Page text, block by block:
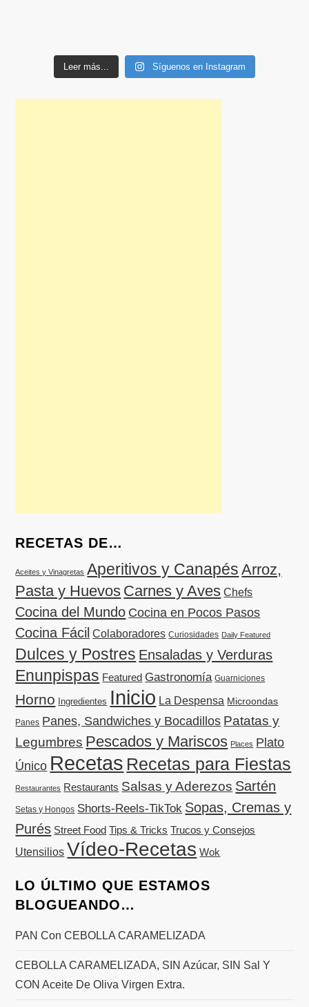
Leer más... Síguenos en Instagram
RECETAS DE…
Aceites y Vinagretas Aperitivos y Canapés Arroz,
Pasta y Huevos Carnes y Aves Chefs
Cocina del Mundo Cocina en Pocos Pasos
Cocina Fácil Colaboradores Curiosidades Daily Featured
Dulces y Postres Ensaladas y Verduras
Enunpispas Featured Gastronomía Guarniciones
Horno Ingredientes Inicio La Despensa Microondas
Panes Panes, Sandwiches y Bocadillos Patatas y
Legumbres Pescados y Mariscos Places Plato
Único Recetas Recetas para Fiestas
Restaurantes Restaurants Salsas y Aderezos Sartén
Setas y Hongos Shorts-Reels-TikTok Sopas, Cremas y
Purés Street Food Tips & Tricks Trucos y Consejos
Utensilios Vídeo-Recetas Wok
LO ÚLTIMO QUE ESTAMOS
BLOGUEANDO…
PAN Con CEBOLLA CARAMELIZADA
CEBOLLA CARAMELIZADA, SIN Azúcar, SIN Sal Y
CON Aceite De Oliva Virgen Extra.